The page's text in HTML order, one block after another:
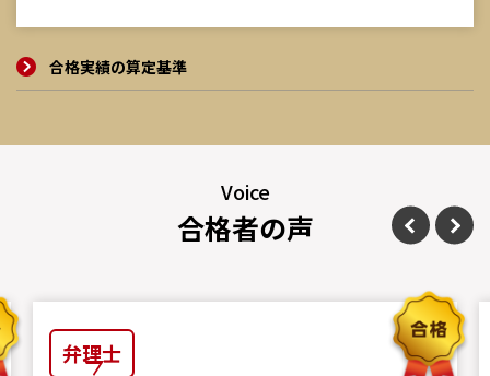
合格実績の算定基準
Voice
合格者の声
弁理士